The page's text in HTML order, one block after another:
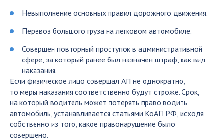
Невыполнение основных правил дорожного движения.
Перевоз большого груза на легковом автомобиле.
Совершен повторный проступок в административной
сфере, за который ранее был назначен штраф, как вид
наказания.
Если физическое лицо совершал АП не однократно,
то меры наказания соответственно будут строже. Срок,
на который водитель может потерять право водить
автомобиль, устанавливается статьями КоАП РФ, исходя
собственно из того, какое правонарушение было
совершено.